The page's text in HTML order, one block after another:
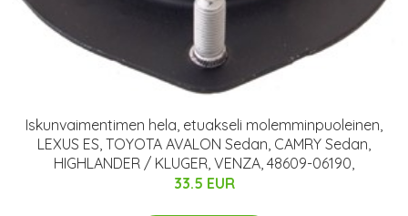
Iskunvaimentimen hela, etuakseli molemminpuoleinen,
LEXUS ES, TOYOTA AVALON Sedan, CAMRY Sedan,
HIGHLANDER / KLUGER, VENZA, 48609-06190,
33.5 EUR